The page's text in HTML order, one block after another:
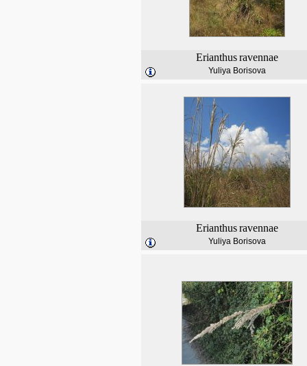
Erianthusravennae
Yuliya Borisova
Erianthusravennae
Yuliya Borisova